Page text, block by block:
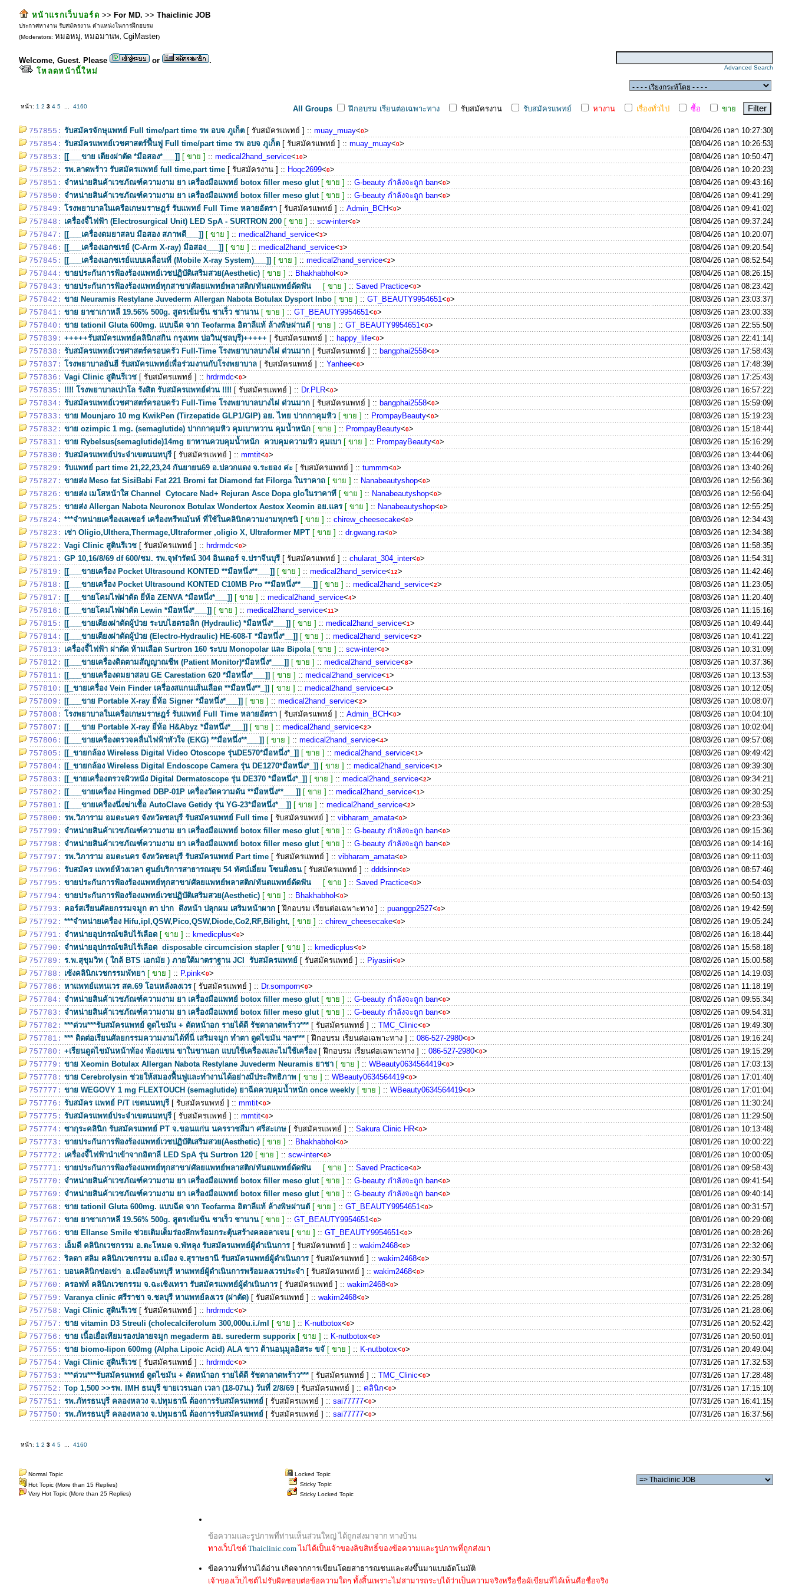
หน้าแรกเว็บบอร์ด >> For MD. >> Thaiclinic JOB
ประกาศหางาน รับสมัครงาน ตำแหน่งในการฝึกอบรม
(Moderators: หมอหมู หมอมานพ CgiMaster)
Welcome, Guest. Please or
.
โหลดหน้านี้ใหม่
Advanced Search
หน้า: 1 2 3 4 5 4160 All Groups ฝึกอบรม เรียนต่อเฉพาะทาง รับสมัครงาน รับสมัครแพทย์ หางาน เรื่องทั่วไป ซื้อ ขาย
757855: รับสมัครจักษุแพทย์ Full time/part time รพ อบจ ภูเก็ต [ รับสมัครแพทย์ ] :: muay_muay<0>
[08/04/26 เวลา 10:27:30]
757854: รับสมัครแพทย์เวชศาสตร์ฟื้นฟู Full time/part time รพ อบจ ภูเก็ต [ รับสมัครแพทย์ ] :: muay_muay<0>
[08/04/26 เวลา 10:26:53]
757853: [[___ขาย เตียงผ่าตัด *มือสอง*___]] [ ขาย ] :: medical2hand_service<10>
[08/04/26 เวลา 10:50:47]
757852: รพ.ลาดพร้าว รับสมัครแพทย์ full time,part time [ รับสมัครงาน ] :: Hoqc2699<0>
[08/04/26 เวลา 10:20:23]
757851: จำหน่ายสินค้าเวชภัณฑ์ความงาม ยา เครื่องมือแพทย์ botox filler meso glut [ ขาย ] :: G-beauty กำลังจะถูก ban<0>
[08/04/26 เวลา 09:43:16]
757850: จำหน่ายสินค้าเวชภัณฑ์ความงาม ยา เครื่องมือแพทย์ botox filler meso glut [ ขาย ] :: G-beauty กำลังจะถูก ban<0>
[08/04/26 เวลา 09:41:29]
757849: โรงพยาบาลในเครือเกษมราษฎร์ รับแพทย์ Full Time หลายอัตรา [ รับสมัครแพทย์ ] :: Admin_BCH<0>
[08/04/26 เวลา 09:41:02]
757848: เครื่องจี้ไฟฟ้า (Electrosurgical Unit) LED SpA - SURTRON 200 [ ขาย ] :: scw-inter<0>
[08/04/26 เวลา 09:37:24]
757847: [[___เครื่องดมยาสลบ มือสอง สภาพดี___]] [ ขาย ] :: medical2hand_service<3>
[08/04/26 เวลา 10:20:07]
757846: [[___เครื่องเอกซเรย์ (C-Arm X-ray) มือสอง___]] [ ขาย ] :: medical2hand_service<3>
[08/04/26 เวลา 09:20:54]
757845: [[___เครื่องเอกซเรย์แบบเคลื่อนที่ (Mobile X-ray System)___]] [ ขาย ] :: medical2hand_service<2>
[08/04/26 เวลา 08:52:54]
757844: ขายประกันการฟ้องร้องแพทย์เวชปฏิบัติเสริมสวย(Aesthetic) [ ขาย ] :: Bhakhabhol <0>
[08/04/26 เวลา 08:26:15]
757843: ขายประกันการฟ้องร้องแพทย์ทุกสาขา/ศัลยแพทย์พลาสติก/ทันตแพทย์ดัดฟัน [ ขาย ] :: Saved Practice<0>
[08/04/26 เวลา 08:23:42]
757842: ขาย Neuramis Restylane Juvederm Allergan Nabota Botulax Dysport Inbo [ ขาย ] :: GT_BEAUTY9954651<0>
[08/03/26 เวลา 23:03:37]
757841: ขาย ยาชาเกาหลี 19.56% 500g. สูตรเข้มข้น ชาเร็ว ชานาน [ ขาย ] :: GT_BEAUTY9954651<0>
[08/03/26 เวลา 23:00:33]
757840: ขาย tationil Gluta 600mg. แบบฉีด จาก Teofarma อิตาลีแท้ ล้างพิษผ่านตั [ ขาย ] :: GT_BEAUTY9954651<0>
[08/03/26 เวลา 22:55:50]
757839: +++++รับสมัครแพทย์คลินิกสกิน กรุงเทพ บ่อวิน(ชลบุรี)+++++ [ รับสมัครแพทย์ ] :: happy_life<0>
[08/03/26 เวลา 22:41:14]
757838: รับสมัครแพทย์เวชศาสตร์ครอบครัว Full-Time โรงพยาบาลบางไผ่ ด่วนมาก [ รับสมัครแพทย์ ] :: bangphai2558<0>
[08/03/26 เวลา 17:58:43]
757837: โรงพยาบาลยันฮี รับสมัครแพทย์เพื่อร่วมงานกับโรงพยาบาล [ รับสมัครแพทย์ ] :: Yanhee<0>
[08/03/26 เวลา 17:48:39]
757836: Vagi Clinic สูตินรีเวช [ รับสมัครแพทย์ ] :: hrdrmdc<0>
[08/03/26 เวลา 17:25:43]
757835: !!!! โรงพยาบาลเปาโล รังสิต รับสมัครแพทย์ด่วน !!!! [ รับสมัครแพทย์ ] :: Dr.PLR<0>
[08/03/26 เวลา 16:57:22]
757834: รับสมัครแพทย์เวชศาสตร์ครอบครัว Full-Time โรงพยาบาลบางไผ่ ด่วนมาก [ รับสมัครแพทย์ ] :: bangphai2558<0>
[08/03/26 เวลา 15:59:09]
757833: ขาย Mounjaro 10 mg KwikPen (Tirzepatide GLP1/GIP) อย. ไทย ปากกาคุมหิว [ ขาย ] :: PrompayBeauty<0>
[08/03/26 เวลา 15:19:23]
757832: ขาย ozimpic 1 mg. (semaglutide) ปากกาคุมหิว คุมเบาหวาน คุมน้ำหนัก [ ขาย ] :: PrompayBeauty<0>
[08/03/26 เวลา 15:18:44]
757831: ขาย Rybelsus(semaglutide)14mg ยาทานควบคุมน้ำหนัก ควบคุมความหิว คุมเบา [ ขาย ] :: PrompayBeauty<0>
[08/03/26 เวลา 15:16:29]
757830: รับสมัครแพทย์ประจำเขตนนทบุรี [ รับสมัครแพทย์ ] :: mmtit<0>
[08/03/26 เวลา 13:44:06]
757829: รับแพทย์ part time 21,22,23,24 กันยายน69 อ.ปลวกแดง จ.ระยอง ค่ะ [ รับสมัครแพทย์ ] :: tummm<0>
[08/03/26 เวลา 13:40:26]
757827: ขายส่ง Meso fat SisiBabi Fat 221 Bromi fat Diamond fat Filorga ในราคาถ [ ขาย ] :: Nanabeautyshop<0>
[08/03/26 เวลา 12:56:36]
757826: ขายส่ง เมโสหน้าใส Channel Cytocare Nad+ Rejuran Asce Dopa gloในราคาที [ ขาย ] :: Nanabeautyshop<0>
[08/03/26 เวลา 12:56:04]
757825: ขายส่ง Allergan Nabota Neuronox Botulax Wondertox Aestox Xeomin อย.แลร [ ขาย ] :: Nanabeautyshop<0>
[08/03/26 เวลา 12:55:25]
757824: ***จำหน่ายเครื่องเลเซอร์ เครื่องทรีทเม้นท์ ที่ใช้ในคลินิกความงามทุกชนิ [ ขาย ] :: chirew_cheesecake<0>
[08/03/26 เวลา 12:34:43]
757823: เช่า Oligio,Ulthera,Thermage,Ultraformer ,oligio X, Ultraformer MPT [ ขาย ] :: dr.gwang.ra<0>
[08/03/26 เวลา 12:34:38]
757822: Vagi Clinic สูตินรีเวช [ รับสมัครแพทย์ ] :: hrdrmdc<0>
[08/03/26 เวลา 11:58:35]
757821: GP 10,16/8/69 df 600/ชม. รพ.จุฬารัตน์ 304 อินเตอร์ จ.ปราจีนบุรี [ รับสมัครแพทย์ ] :: chularat_304_inter<0>
[08/03/26 เวลา 11:54:31]
757819: [[___ขายเครื่อง Pocket Ultrasound KONTED **มือหนึ่ง**___]] [ ขาย ] :: medical2hand_service<12>
[08/03/26 เวลา 11:42:46]
757818: [[___ขายเครื่อง Pocket Ultrasound KONTED C10MB Pro **มือหนึ่ง**___]] [ ขาย ] :: medical2hand_service<2>
[08/03/26 เวลา 11:23:05]
757817: [[___ขายโคมไฟผ่าตัด ยี่ห้อ ZENVA *มือหนึ่ง*___]] [ ขาย ] :: medical2hand_service<4>
[08/03/26 เวลา 11:20:40]
757816: [[___ขายโคมไฟผ่าตัด Lewin *มือหนึ่ง*___]] [ ขาย ] :: medical2hand_service<11>
[08/03/26 เวลา 11:15:16]
757815: [[___ขายเตียงผ่าตัดผู้ป่วย ระบบไฮดรอลิก (Hydraulic) *มือหนึ่ง*___]] [ ขาย ] :: medical2hand_service<1>
[08/03/26 เวลา 10:49:44]
757814: [[___ขายเตียงผ่าตัดผู้ป่วย (Electro-Hydraulic) HE-608-T *มือหนึ่ง*__]] [ ขาย ] :: medical2hand_service<2>
[08/03/26 เวลา 10:41:22]
757813: เครื่องจี้ไฟฟ้า ผ่าตัด ห้ามเลือด Surtron 160 ระบบ Monopolar และ Bipola [ ขาย ] :: scw-inter<0>
[08/03/26 เวลา 10:31:09]
757812: [[___ขายเครื่องติดตามสัญญาณชีพ (Patient Monitor)*มือหนึ่ง*___]] [ ขาย ] :: medical2hand_service<8>
[08/03/26 เวลา 10:37:36]
757811: [[___ขายเครื่องดมยาสลบ GE Carestation 620 *มือหนึ่ง*___]] [ ขาย ] :: medical2hand_service<1>
[08/03/26 เวลา 10:13:53]
757810: [[_ขายเครื่อง Vein Finder เครื่องสแกนเส้นเลือด **มือหนึ่ง**_]] [ ขาย ] :: medical2hand_service<4>
[08/03/26 เวลา 10:12:05]
757809: [[___ขาย Portable X-ray ยี่ห้อ Signer *มือหนึ่ง*___]] [ ขาย ] :: medical2hand_service<2>
[08/03/26 เวลา 10:08:07]
757808: โรงพยาบาลในเครือเกษมราษฎร์ รับแพทย์ Full Time หลายอัตรา [ รับสมัครแพทย์ ] :: Admin_BCH<0>
[08/03/26 เวลา 10:04:10]
757807: [[___ขาย Portable X-ray ยี่ห้อ H&Abyz *มือหนึ่ง*___]] [ ขาย ] :: medical2hand_service<2>
[08/03/26 เวลา 10:02:04]
757806: [[___ขายเครื่องตรวจคลื่นไฟฟ้าหัวใจ (EKG) **มือหนึ่ง**___]] [ ขาย ] :: medical2hand_service<4>
[08/03/26 เวลา 09:57:08]
757805: [[_ขายกล้อง Wireless Digital Video Otoscope รุ่นDE570*มือหนึ่ง*_]] [ ขาย ] :: medical2hand_service<1>
[08/03/26 เวลา 09:49:42]
757804: [[_ขายกล้อง Wireless Digital Endoscope Camera รุ่น DE1270*มือหนึ่ง*_]] [ ขาย ] :: medical2hand_service<1>
[08/03/26 เวลา 09:39:30]
757803: [[_ขายเครื่องตรวจผิวหนัง Digital Dermatoscope รุ่น DE370 *มือหนึ่ง*_]] [ ขาย ] :: medical2hand_service<2>
[08/03/26 เวลา 09:34:21]
757802: [[___ขายเครื่อง Hingmed DBP-01P เครื่องวัดความดัน **มือหนึ่ง**___]] [ ขาย ] :: medical2hand_service<1>
[08/03/26 เวลา 09:30:25]
757801: [[___ขายเครื่องนึ่งฆ่าเชื้อ AutoClave Getidy รุ่น YG-23*มือหนึ่ง*__]] [ ขาย ] :: medical2hand_service<2>
[08/03/26 เวลา 09:28:53]
757800: รพ.วิภาราม อมตะนคร จังหวัดชลบุรี รับสมัครแพทย์ Full time [ รับสมัครแพทย์ ] :: vibharam_amata<0>
[08/03/26 เวลา 09:23:36]
757799: จำหน่ายสินค้าเวชภัณฑ์ความงาม ยา เครื่องมือแพทย์ botox filler meso glut [ ขาย ] :: G-beauty กำลังจะถูก ban<0>
[08/03/26 เวลา 09:15:36]
757798: จำหน่ายสินค้าเวชภัณฑ์ความงาม ยา เครื่องมือแพทย์ botox filler meso glut [ ขาย ] :: G-beauty กำลังจะถูก ban<0>
[08/03/26 เวลา 09:14:16]
757797: รพ.วิภาราม อมตะนคร จังหวัดชลบุรี รับสมัครแพทย์ Part time [ รับสมัครแพทย์ ] :: vibharam_amata<0>
[08/03/26 เวลา 09:11:03]
757796: รับสมัคร แพทย์ห้วงเวลา ศูนย์บริการสาธารณสุข 54 ทัศน์เอี่ยม โซนฝั่งธน [ รับสมัครแพทย์ ] :: dddsinn<0>
[08/03/26 เวลา 08:57:46]
757795: ขายประกันการฟ้องร้องแพทย์ทุกสาขา/ศัลยแพทย์พลาสติก/ทันตแพทย์ดัดฟัน [ ขาย ] :: Saved Practice<0>
[08/03/26 เวลา 00:54:03]
757794: ขายประกันการฟ้องร้องแพทย์เวชปฏิบัติเสริมสวย(Aesthetic) [ ขาย ] :: Bhakhabhol <0>
[08/03/26 เวลา 00:50:13]
757793: คอร์สเรียนศัลยกรรมจมูก ตา ปาก ดึงหน้า ปลุกผม เสริมหน้าผาก [ ฝึกอบรม เรียนต่อเฉพาะทาง ] :: puanggp2527<0>
[08/02/26 เวลา 19:42:59]
757792: ***จำหน่ายเครื่อง Hifu,ipl,QSW,Pico,QSW,Diode,Co2,RF,Bilight, [ ขาย ] :: chirew_cheesecake<0>
[08/02/26 เวลา 19:05:24]
757791: จำหน่ายอุปกรณ์ขลิบไร้เลือด [ ขาย ] :: kmedicplus<0>
[08/02/26 เวลา 16:18:44]
757790: จำหน่ายอุปกรณ์ขลิบไร้เลือด disposable circumcision stapler [ ขาย ] :: kmedicplus<0>
[08/02/26 เวลา 15:58:18]
757789: ร.พ.สุขุมวิท ( ใกล้ BTS เอกมัย ) ภายใต้มาตราฐาน JCI รับสมัครแพทย์ [ รับสมัครแพทย์ ] :: Piyasiri<0>
[08/02/26 เวลา 15:00:58]
757788: เซ้งคลินิกเวชกรรมพัทยา [ ขาย ] :: P.pink<0>
[08/02/26 เวลา 14:19:03]
757786: หาแพทย์แทนเวร สค.69 โอนหลังลงเวร [ รับสมัครแพทย์ ] :: Dr.somporn<0>
[08/02/26 เวลา 11:18:19]
757784: จำหน่ายสินค้าเวชภัณฑ์ความงาม ยา เครื่องมือแพทย์ botox filler meso glut [ ขาย ] :: G-beauty กำลังจะถูก ban<0>
[08/02/26 เวลา 09:55:34]
757783: จำหน่ายสินค้าเวชภัณฑ์ความงาม ยา เครื่องมือแพทย์ botox filler meso glut [ ขาย ] :: G-beauty กำลังจะถูก ban<0>
[08/02/26 เวลา 09:54:31]
757782: ***ด่วน***รับสมัครแพทย์ ดูดไขมัน + ตัดหน้าอก รายได้ดี รัชดาลาดพร้าว*** [ รับสมัครแพทย์ ] :: TMC_Clinic<0>
[08/01/26 เวลา 19:49:30]
757781: *** ติดต่อเรียนศัลยกรรมความงามได้ที่นี่ เสริมจมูก ทำตา ดูดไขมัน ฯลฯ*** [ ฝึกอบรม เรียนต่อเฉพาะทาง ] :: 086-527-2980<0>
[08/01/26 เวลา 19:16:24]
757780: +เรียนดูดไขมันหน้าท้อง ท้องแขน ขาในขานอก แบบใช้เครื่องและไม่ใช้เครื่อง [ ฝึกอบรม เรียนต่อเฉพาะทาง ] :: 086-527-2980<0>
[08/01/26 เวลา 19:15:29]
757779: ขาย Xeomin Botulax Allergan Nabota Restylane Juvederm Neuramis ยาชา [ ขาย ] :: WBeauty0634564419<0>
[08/01/26 เวลา 17:03:13]
757778: ขาย Cerebrolysin ช่วยให้สมองฟื้นฟูและทำงานได้อย่างมีประสิทธิภาพ [ ขาย ] :: WBeauty0634564419<0>
[08/01/26 เวลา 17:01:40]
757777: ขาย WEGOVY 1 mg FLEXTOUCH (semaglutide) ยาฉีดควบคุมน้ำหนัก once weekly [ ขาย ] :: WBeauty0634564419<0>
[08/01/26 เวลา 17:01:04]
757776: รับสมัคร แพทย์ P/T เขตนนทบุรี [ รับสมัครแพทย์ ] :: mmtit<0>
[08/01/26 เวลา 11:30:24]
757775: รับสมัครแพทย์ประจำเขตนนทบุรี [ รับสมัครแพทย์ ] :: mmtit<0>
[08/01/26 เวลา 11:29:50]
757774: ซากุระคลินิก รับสมัครแพทย์ PT จ.ขอนแก่น นครราชสีมา ศรีสะเกษ [ รับสมัครแพทย์ ] :: Sakura Clinic HR<0>
[08/01/26 เวลา 10:13:48]
757773: ขายประกันการฟ้องร้องแพทย์เวชปฏิบัติเสริมสวย(Aesthetic) [ ขาย ] :: Bhakhabhol <0>
[08/01/26 เวลา 10:00:22]
757772: เครื่องจี้ไฟฟ้านำเข้าจากอิตาลี LED SpA รุ่น Surtron 120 [ ขาย ] :: scw-inter<0>
[08/01/26 เวลา 10:00:05]
757771: ขายประกันการฟ้องร้องแพทย์ทุกสาขา/ศัลยแพทย์พลาสติก/ทันตแพทย์ดัดฟัน [ ขาย ] :: Saved Practice<0>
[08/01/26 เวลา 09:58:43]
757770: จำหน่ายสินค้าเวชภัณฑ์ความงาม ยา เครื่องมือแพทย์ botox filler meso glut [ ขาย ] :: G-beauty กำลังจะถูก ban<0>
[08/01/26 เวลา 09:41:54]
757769: จำหน่ายสินค้าเวชภัณฑ์ความงาม ยา เครื่องมือแพทย์ botox filler meso glut [ ขาย ] :: G-beauty กำลังจะถูก ban<0>
[08/01/26 เวลา 09:40:14]
757768: ขาย tationil Gluta 600mg. แบบฉีด จาก Teofarma อิตาลีแท้ ล้างพิษผ่านตั [ ขาย ] :: GT_BEAUTY9954651<0>
[08/01/26 เวลา 00:31:57]
757767: ขาย ยาชาเกาหลี 19.56% 500g. สูตรเข้มข้น ชาเร็ว ชานาน [ ขาย ] :: GT_BEAUTY9954651<0>
[08/01/26 เวลา 00:29:08]
757766: ขาย Ellanse Smile ช่วยเติมเต็มร่องลึกพร้อมกระตุ้นสร้างคลอลาเจน [ ขาย ] :: GT_BEAUTY9954651<0>
[08/01/26 เวลา 00:28:26]
757763: เอ็มดี คลินิกเวชกรรม อ.ตะโหมด จ.พัทลุง รับสมัครแพทย์ผู้ดำเนินการ [ รับสมัครแพทย์ ] :: wakim2468<0>
[07/31/26 เวลา 22:32:06]
757762: ริลดา สลิม คลินิกเวชกรรม อ.เมือง จ.สุราษธานี รับสมัครแพทย์ผู้ดำเนินการ [ รับสมัครแพทย์ ] :: wakim2468<0>
[07/31/26 เวลา 22:30:57]
757761: บอนคลินิกข่อเข่า อ.เมืองจันทบุรี หาแพทย์ผู้ดำเนินการพร้อมลงเวรประจำ [ รับสมัครแพทย์ ] :: wakim2468<0>
[07/31/26 เวลา 22:29:34]
757760: ครอฟท์ คลินิกเวชกรรม จ.ฉะเชิงเทรา รับสมัครแพทย์ผู้ดำเนินการ [ รับสมัครแพทย์ ] :: wakim2468<0>
[07/31/26 เวลา 22:28:09]
757759: Varanya clinic ศรีราชา จ.ชลบุรี หาแพทย์ลงเวร (ผ่าตัด) [ รับสมัครแพทย์ ] :: wakim2468<0>
[07/31/26 เวลา 22:25:28]
757758: Vagi Clinic สูตินรีเวช [ รับสมัครแพทย์ ] :: hrdrmdc<0>
[07/31/26 เวลา 21:28:06]
757757: ขาย vitamin D3 Streuli (cholecalciferolum 300,000u.i./ml [ ขาย ] :: K-nutbotox<0>
[07/31/26 เวลา 20:52:42]
757756: ขาย เนื้อเยื่อเทียมรองปลายจมูก megaderm อย. surederm supporix [ ขาย ] :: K-nutbotox<0>
[07/31/26 เวลา 20:50:01]
757755: ขาย biomo-lipon 600mg (Alpha Lipoic Acid) ALA ขาว ต้านอนุมูลอิสระ ขจั [ ขาย ] :: K-nutbotox<0>
[07/31/26 เวลา 20:49:04]
757754: Vagi Clinic สูตินรีเวช [ รับสมัครแพทย์ ] :: hrdrmdc<0>
[07/31/26 เวลา 17:32:53]
757753: ***ด่วน***รับสมัครแพทย์ ดูดไขมัน + ตัดหน้าอก รายได้ดี รัชดาลาดพร้าว*** [ รับสมัครแพทย์ ] :: TMC_Clinic<0>
[07/31/26 เวลา 17:28:48]
757752: Top 1,500 >>รพ. IMH ธนบุรี ขายเวรนอก เวลา (18-07น.) วันที่ 2/8/69 [ รับสมัครแพทย์ ] :: คลินิก<0>
[07/31/26 เวลา 17:15:10]
757751: รพ.ภัทรธนบุรี คลองหลวง จ.ปทุมธานี ต้องการรับสมัครแพทย์ [ รับสมัครแพทย์ ] :: sai77777<0>
[07/31/26 เวลา 16:41:15]
757750: รพ.ภัทรธนบุรี คลองหลวง จ.ปทุมธานี ต้องการรับสมัครแพทย์ [ รับสมัครแพทย์ ] :: sai77777<0> [07/31/26 เวลา 16:37:56]
หน้า: 1 2 3 4 5 4160
Normal Topic
Hot Topic (More than 15 Replies)
Very Hot Topic (More than 25 Replies)
Locked Topic
Sticky Topic
Sticky Locked Topic
ข้อความและรูปภาพที่ท่านเห็นส่วนใหญ่ ได้ถูกส่งมาจาก ทางบ้าน
ทางเว็บไซต์ Thaiclinic.comไม่ได้เป็นเจ้าของลิขสิทธิ์ของข้อความและรูปภาพที่ถูกส่งมา
ข้อความที่ท่านได้อ่าน เกิดจากการเขียนโดยสาธารณชนและส่งขึ้นมาแบบอัตโนมัติ
เจ้าของเว็บไซต์ไม่รับผิดชอบต่อข้อความใดๆ ทั้งสิ้นเพราะไม่สามารถระบุได้ว่าเป็นความจริงหรือชื่อผู้เขียนที่ได้เห็นคือชื่อจริง